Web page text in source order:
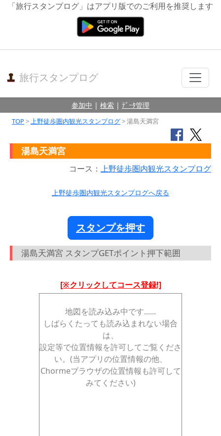
「旅行スタンプログ」はアプリ版でのご利用を推奨します
旅行スタンプログ
参加中 | 検索 | ﾃﾞｰﾀ管理
TOP>上野徒歩圏内観光スタンプログ> 湯島天満宮
湯島天満宮
コース： 上野徒歩圏内観光スタンプログ
上野徒歩圏内観光スタンプログへ戻る
スタンプを押す
湯島天満宮 スタンプGETポイント押下範囲
[※クリックしてコース登録!]
地図を読み込み中です......
しばらくたっても読み込まれない場合
は、
設定等で位置情報を許可してご覧くださ
い。(当アプリの位置情報の他、
Chormeブラウザの位置情報も許可して
みてください)